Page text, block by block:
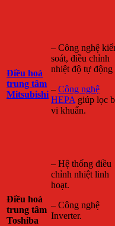
Điều hoà
trung tâm
Mitsubishi
– Công nghệ
soát, điều chỉnh
nhiệt độ tự động
– Công nghệ
HEPA giúp lọc
vi khuẩn.
Điều hoà
trung tâm
Toshiba
– Hệ thống điều
chỉnh nhiệt linh
hoạt.
– Công nghệ
Inverter.